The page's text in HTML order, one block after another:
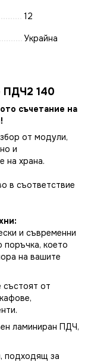
12
Украйна
ПДЧ2 140
съчетание на
от модули,
и
на храна.
в съответствие
и съвременни
поръчка, което
на вашите
състоят от
ламиниран ПДЧ,
подходящ за